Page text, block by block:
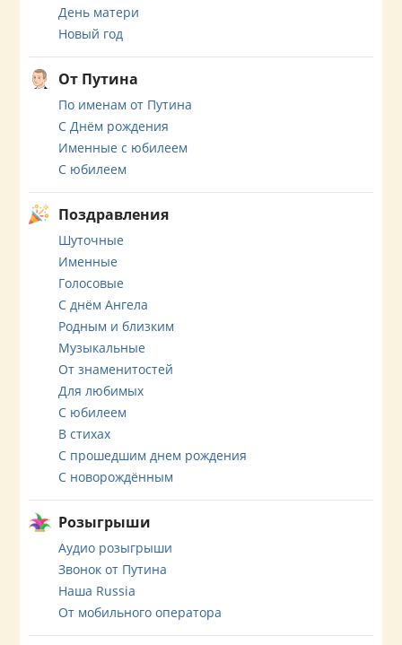
День матери
Новый год
От Путина
По именам от Путина
С Днём рождения
Именные с юбилеем
С юбилеем
Поздравления
Шуточные
Именные
Голосовые
С днём Ангела
Родным и близким
Музыкальные
От знаменитостей
Для любимых
С юбилеем
В стихах
С прошедшим днем рождения
С новорождённым
Розыгрыши
Аудио розыгрыши
Звонок от Путина
Наша Russia
От мобильного оператора